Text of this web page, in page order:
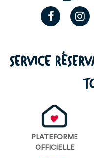
SERVICE
PLATEFORME
OFFICIELLE